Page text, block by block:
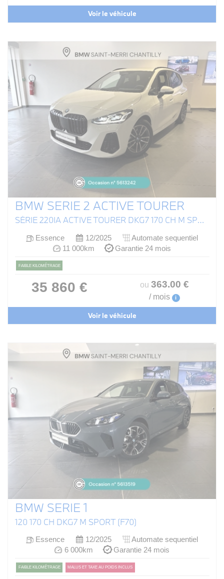
Voir le véhicule
BMW SERIE 2 ACTIVE TOURER
SÉRIE 220IA ACTIVE TOURER DKG7 170 CH M SPORT (U06)
Essence 12/2025
Automate sequentiel
11 000km
Garantie 24 mois
FAIBLE KILOMÉTRAGE
35 860 € ou 363.00 €
/ mois i
Voir le véhicule
BMW SERIE 1
120 170 CH DKG7 M SPORT (F70)
Essence 12/2025
Automate sequentiel
6 000km
Garantie 24 mois
FAIBLE KILOMÉTRAGE MALUS ET TAXE AU POIDS INCLUS